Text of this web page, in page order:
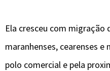
Ela cresceu com migração
maranhenses, cearenses
polo comercial e pela